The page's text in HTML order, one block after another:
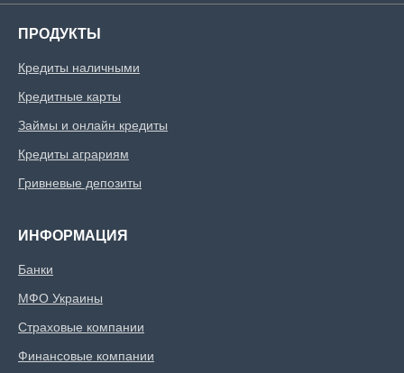
ПРОДУКТЫ
Кредиты наличными
Кредитные карты
Займы и онлайн кредиты
Кредиты аграриям
Гривневые депозиты
ИНФОРМАЦИЯ
Банки
МФО Украины
Страховые компании
Финансовые компании